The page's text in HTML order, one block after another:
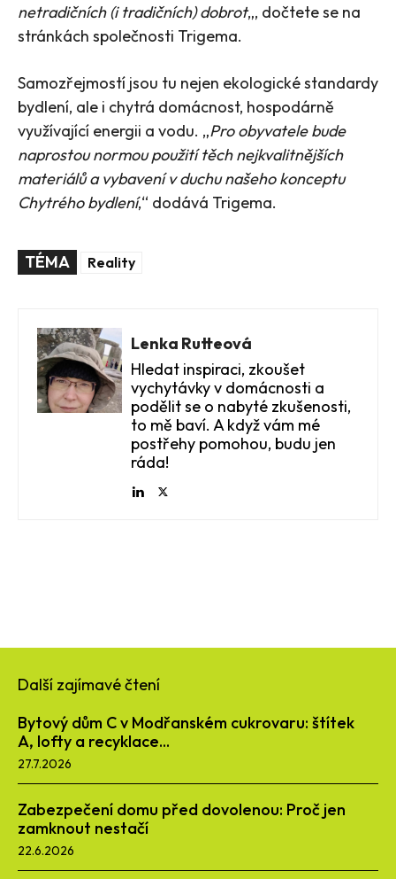
netradičních (i tradičních) dobrot„, dočtete se na
stránkách společnosti Trigema.
Samozřejmostí jsou tu nejen ekologické standardy
bydlení, ale i chytrá domácnost, hospodárně
využívající energii a vodu. „Pro obyvatele bude
naprostou normou použití těch nejkvalitnějších
materiálů a vybavení v duchu našeho konceptu
Chytrého bydlení,“ dodává Trigema.
TÉMA Reality
Lenka Rutteová
Hledat inspiraci, zkoušet
vychytávky v domácnosti a
podělit se o nabyté zkušenosti,
to mě baví. A když vám mé
postřehy pomohou, budu jen
ráda!
Další zajímavé čtení
Bytový dům C v Modřanském cukrovaru: štítek
A, lofty a recyklace...
27.7.2026
Zabezpečení domu před dovolenou: Proč jen
zamknout nestačí
22.6.2026